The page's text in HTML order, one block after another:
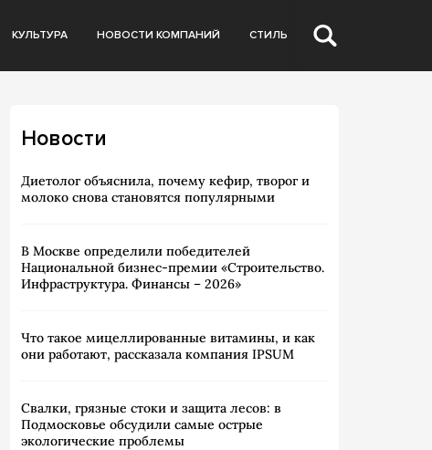
КУЛЬТУРА НОВОСТИ КОМПАНИЙ СТИЛЬ
Новости
Диетолог объяснила, почему кефир, творог и
молоко снова становятся популярными
В Москве определили победителей
Национальной бизнес-премии «Строительство.
Инфраструктура. Финансы – 2026»
Что такое мицеллированные витамины, и как
они работают, рассказала компания IPSUM
Свалки, грязные стоки и защита лесов: в
Подмосковье обсудили самые острые
экологические проблемы